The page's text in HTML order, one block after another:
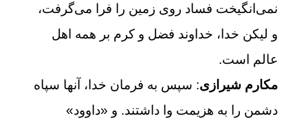
نمی‌انگیخت فساد روی زمین را فرا می‌گرفت،
و لیکن خدا، خداوند فضل و کرم بر همه اهل
عالم است.
مکارم شیرازی: سپس به فرمان خدا، آنها سپاه
دشمن را به هزيمت وا داشتند. و «داوود»